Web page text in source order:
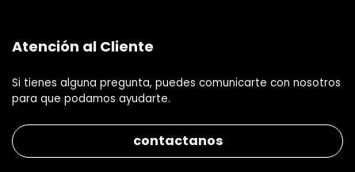
Atención al Cliente
Si tienes alguna pregunta, puedes comunicarte con nosotros
para que podamos ayudarte.
contactanos